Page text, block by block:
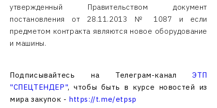
утвержденный Правительством документ
постановления от 28.11.2013 № 1087 и если
предметом контракта являются новое оборудование
и машины.
Подписывайтесь на Телеграм-каналЭТП
"СПЕЦТЕНДЕР", чтобы быть в курсе новостей из
мира закупок - https://t.me/etpsp